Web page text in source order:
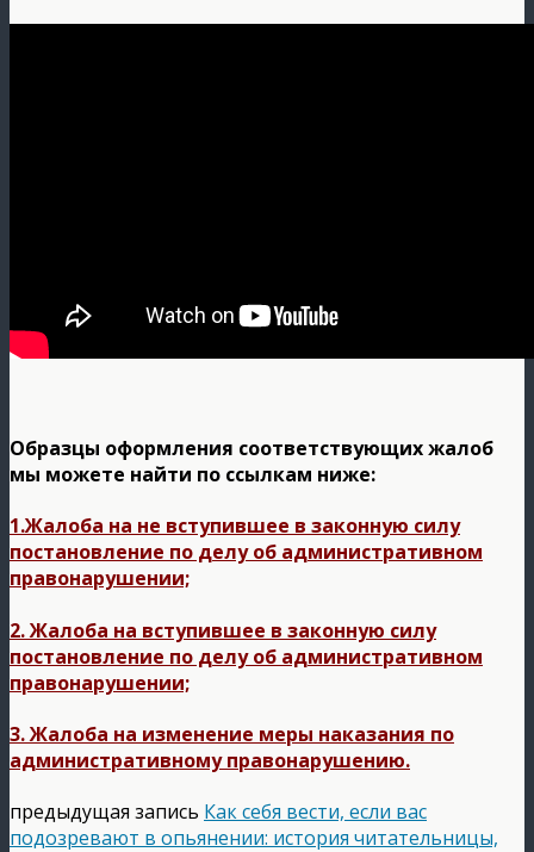
Образцы оформления соответствующих жалоб
мы можете найти по ссылкам ниже:
1.Жалоба на не вступившее в законную силу
постановление по делу об административном
правонарушении;
2. Жалоба на вступившее в законную силу
постановление по делу об административном
правонарушении;
3. Жалоба на изменение меры наказания по
административному правонарушению.
предыдущая запись Как себя вести, если вас
подозревают в опьянении: история читательницы,